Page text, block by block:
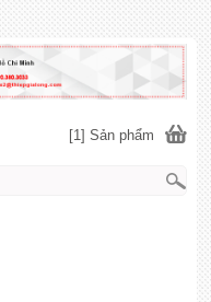
[1] Sản phẩm